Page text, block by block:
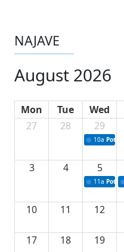
NAJAVE
August 2026
Mon Tue Wed
27
28 29
10a
3 4 5
11a
10 11 12
17 18 19